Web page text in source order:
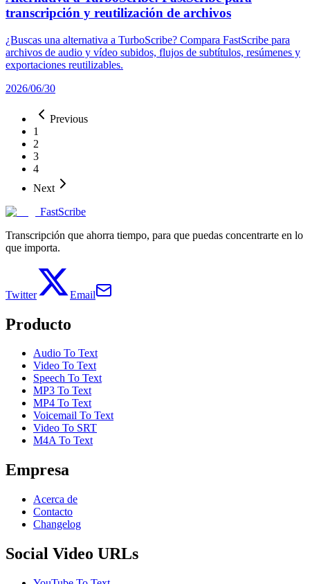
transcripción y reutilización de archivos
¿Buscas una alternativa a TurboScribe? Compara FastScribe para
archivos de audio y vídeo subidos, flujos de subtítulos, resúmenes y
exportaciones reutilizables.
2026/06/30
Previous
1
2
3
4
Next
FastScribe
Transcripción que ahorra tiempo, para que puedas concentrarte en lo
que importa.
Twitter Email
Producto
Audio To Text
Video To Text
Speech To Text
MP3 To Text
MP4 To Text
Voicemail To Text
Video To SRT
M4A To Text
Empresa
Acerca de
Contacto
Changelog
Social Video URLs